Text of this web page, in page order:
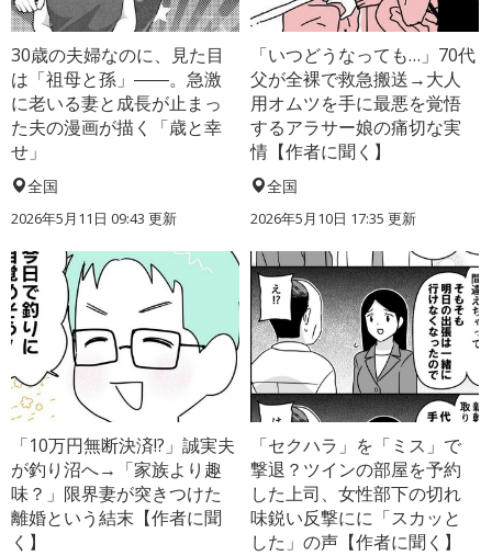
30歳の夫婦なのに、見た目
は「祖母と孫」――。急激
に老いる妻と成長が止まっ
た夫の漫画が描く「歳と幸
せ」
全国
2026年5月11日 09:43 更新
「いつどうなっても…」70代
父が全裸で救急搬送→大人
用オムツを手に最悪を覚悟
するアラサー娘の痛切な実
情【作者に聞く】
全国
2026年5月10日 17:35 更新
「10万円無断決済!?」誠実夫
が釣り沼へ→「家族より趣
味？」限界妻が突きつけた
離婚という結末【作者に聞
く】
「セクハラ」を「ミス」で
撃退？ツインの部屋を予約
した上司、女性部下の切れ
味鋭い反撃にに「スカッと
した」の声【作者に聞く】